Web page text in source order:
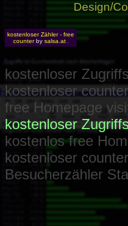
Design/
kostenloser Zähler - free
counterby salsa.at
kostenloser
kostenloser
free Homepage
kostenloser
kostenlos free
kostenloser counter
Besucherzähler